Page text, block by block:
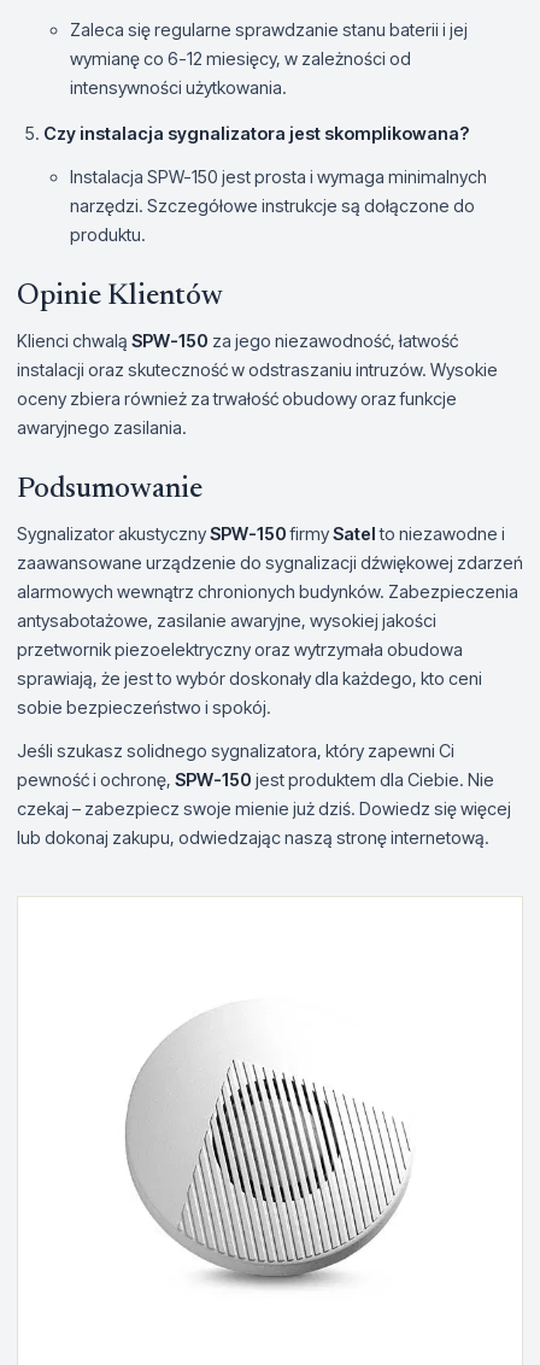
Zaleca się regularne sprawdzanie stanu baterii i jej
wymianę co 6-12 miesięcy, w zależności od
intensywności użytkowania.
Czy instalacja sygnalizatora jest skomplikowana?
Instalacja SPW-150 jest prosta i wymaga minimalnych
narzędzi. Szczegółowe instrukcje są dołączone do
produktu.
Opinie Klientów
Klienci chwalą SPW-150 za jego niezawodność, łatwość
instalacji oraz skuteczność w odstraszaniu intruzów. Wysokie
oceny zbiera również za trwałość obudowy oraz funkcje
awaryjnego zasilania.
Podsumowanie
Sygnalizator akustycznySPW-150firmySatelto niezawodne i
zaawansowane urządzenie do sygnalizacji dźwiękowej zdarzeń
alarmowych wewnątrz chronionych budynków. Zabezpieczenia
antysabotażowe, zasilanie awaryjne, wysokiej jakości
przetwornik piezoelektryczny oraz wytrzymała obudowa
sprawiają, że jest to wybór doskonały dla każdego, kto ceni
sobie bezpieczeństwo i spokój.
Jeśli szukasz solidnego sygnalizatora, który zapewni Ci
pewność i ochronę, SPW-150 jest produktem dla Ciebie. Nie
czekaj – zabezpiecz swoje mienie już dziś. Dowiedz się więcej
lub dokonaj zakupu, odwiedzając naszą stronę internetową.